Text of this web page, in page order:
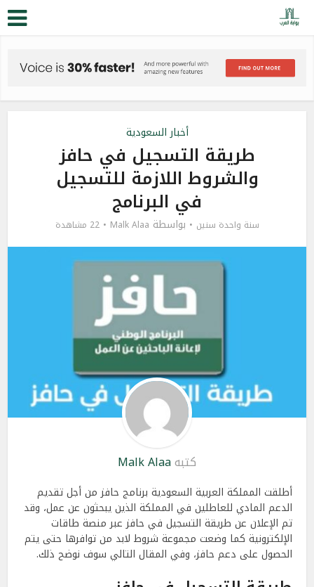
أخبار السعودية
طريقة التسجيل في حافز
والشروط اللازمة للتسجيل
في البرنامج
سنة واحدة سنين بواسطة Malk Alaa 22 مشاهدة
كتبهMalk Alaa
أطلقت المملكة العربية السعودية برنامج حافز من أجل تقديم
الدعم المادي للعاطلين في المملكة الذين يبحثون عن عمل، وقد
تم الإعلان عن طريقة التسجيل في حافز عبر منصة طاقات
الإلكترونية كما وضعت مجموعة شروط لابد من توافرها حتى يتم
الحصول على دعم حافز، وفي المقال التالي سوف نوضح ذلك.